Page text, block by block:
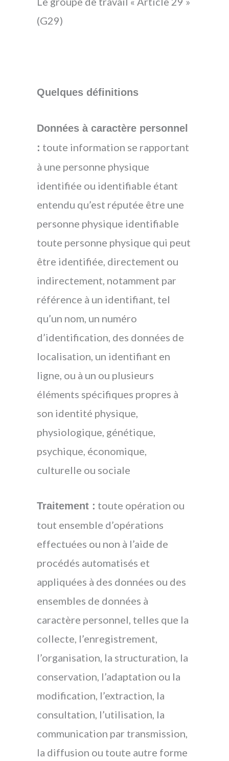
(G29)
Quelques définitions
Données à caractère personnel
: toute information se rapportant
à une personne physique
identifiée ou identifiable étant
entendu qu’est réputée être une
personne physique identifiable
toute personne physique qui peut
être identifiée, directement ou
indirectement, notamment par
référence à un identifiant, tel
qu’un nom, un numéro
d’identification, des données de
localisation, un identifiant en
ligne, ou à un ou plusieurs
éléments spécifiques propres à
son identité physique,
physiologique, génétique,
psychique, économique,
culturelle ou sociale
Traitement : toute opération ou
tout ensemble d’opérations
effectuées ou non à l’aide de
procédés automatisés et
appliquées à des données ou des
ensembles de données à
caractère personnel, telles que la
collecte, l’enregistrement,
l’organisation, la structuration, la
conservation, l’adaptation ou la
modification, l’extraction, la
consultation, l’utilisation, la
communication par transmission,
la diffusion ou toute autre forme